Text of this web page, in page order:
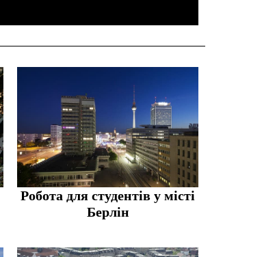
Робота для студентів у місті
Берлін